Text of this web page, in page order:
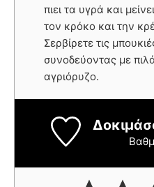
πιει τα υγρά και
τον κρόκο και την
Σερβίρετε τις
συνοδεύοντας με
αγριόρυζο.